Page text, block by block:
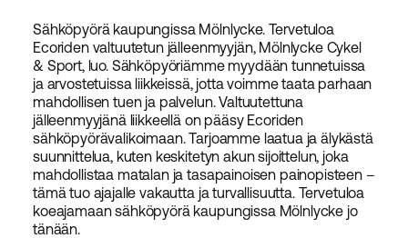
Sähköpyörä kaupungissa Mölnlycke. Tervetuloa
Ecoriden valtuutetun jälleenmyyjän, Mölnlycke Cykel
& Sport, luo. Sähköpyöriämme myydään tunnetuissa
ja arvostetuissa liikkeissä, jotta voimme taata parhaan
mahdollisen tuen ja palvelun. Valtuutettuna
jälleenmyyjänä liikkeellä on pääsy Ecoriden
sähköpyörävalikoimaan. Tarjoamme laatua ja älykästä
suunnittelua, kuten keskitetyn akun sijoittelun, joka
mahdollistaa matalan ja tasapainoisen painopisteen –
tämä tuo ajajalle vakautta ja turvallisuutta. Tervetuloa
koeajamaan sähköpyörä kaupungissa Mölnlycke jo
tänään.